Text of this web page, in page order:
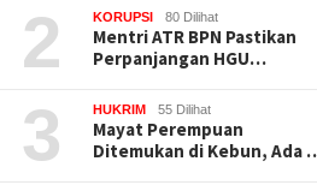
2 KORUPSI 80 Dilihat
Mentri ATR BPN Pastikan
Perpanjangan HGU…
3 HUKRIM 55 Dilihat
Mayat Perempuan
Ditemukan di Kebun, Ada